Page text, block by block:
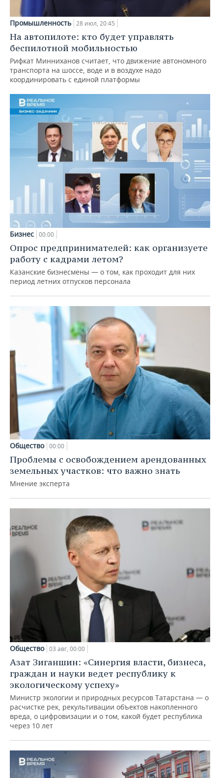
Промышленность 28 июл, 20:45
На автопилоте: кто будет управлять
беспилотной мобильностью
Рифкат Минниханов считает, что движение автономного
транспорта на шоссе, воде и в воздухе надо
координировать с единой платформы
Бизнес 00:00
Опрос предпринимателей: как организуете
работу с кадрами летом?
Казанские бизнесмены — о том, как проходит для них
период летних отпусков персонала
Общество 00:00
Проблемы с освобождением арендованных
земельных участков: что важно знать
Мнение эксперта
Общество 03 авг, 00:00
Азат Зиганшин: «Синергия власти, бизнеса,
граждан и науки ведет республику к
экологическому успеху»
Министр экологии и природных ресурсов Татарстана — о
расчистке рек, рекультивации объектов накопленного
вреда, о цифровизации и о том, какой будет республика
через 10 лет